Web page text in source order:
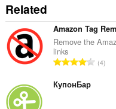
Related
Amazon Tag
Remove the
links
U4
КупонБар